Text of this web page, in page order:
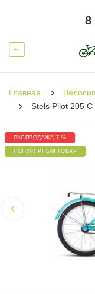
8
Главная
Stels Pilot 205 C
РАСПРОДАЖА 7 %
ПОПУЛЯРНЫЙ ТОВАР